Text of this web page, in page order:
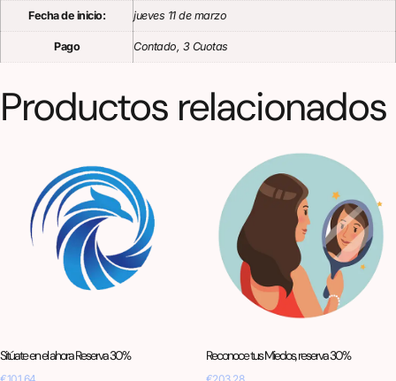
Fecha de inicio: jueves 11 de marzo
Pago Contado, 3 Cuotas
Productos relacionados
Sitúate en el ahora Reserva 30% Reconoce tus Miedos, reserva 30%